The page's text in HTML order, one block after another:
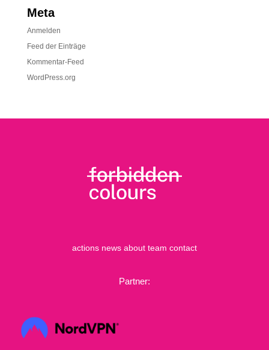
Meta
Anmelden
Feed der Einträge
Kommentar-Feed
WordPress.org
actions news about team contact
Partner: